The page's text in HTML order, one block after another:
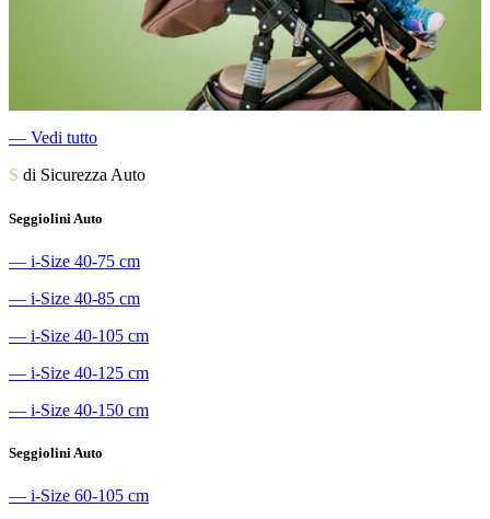
― Vedi tutto
S di Sicurezza Auto
Seggiolini Auto
― i-Size 40-75 cm
― i-Size 40-85 cm
― i-Size 40-105 cm
― i-Size 40-125 cm
― i-Size 40-150 cm
Seggiolini Auto
― i-Size 60-105 cm